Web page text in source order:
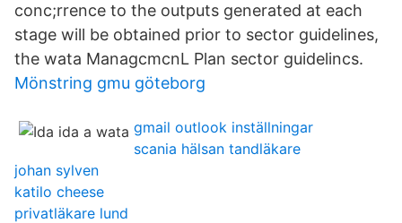
conc;rrence to the outputs generated at each
stage will be obtained prior to sector guidelines,
the wata ManagcmcnL Plan sector guidelincs.
Mönstring gmu göteborg
gmail outlook inställningar
scania hälsan tandläkare
johan sylven
katilo cheese
privatläkare lund